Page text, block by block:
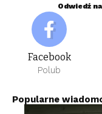
Odwiedź
Facebook
Polub
Popularne